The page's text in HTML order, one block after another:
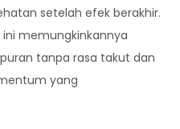
setelah efek berakhir.
memungkinkannya
tanpa rasa takut dan
yang